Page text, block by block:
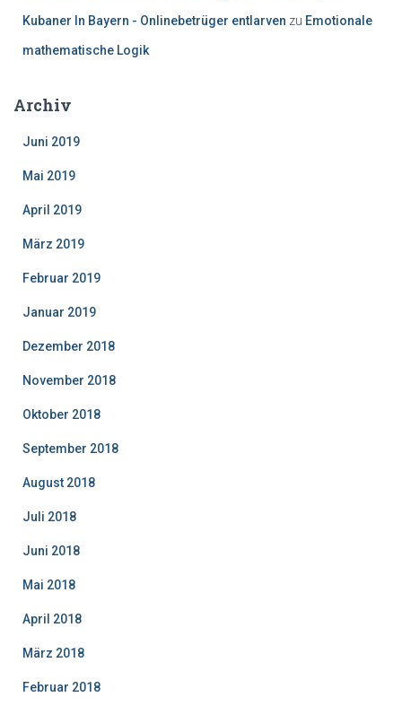
Kubaner In Bayern - Onlinebetrüger entlarven zu Emotionale
mathematische Logik
Archiv
Juni 2019
Mai 2019
April 2019
März 2019
Februar 2019
Januar 2019
Dezember 2018
November 2018
Oktober 2018
September 2018
August 2018
Juli 2018
Juni 2018
Mai 2018
April 2018
März 2018
Februar 2018